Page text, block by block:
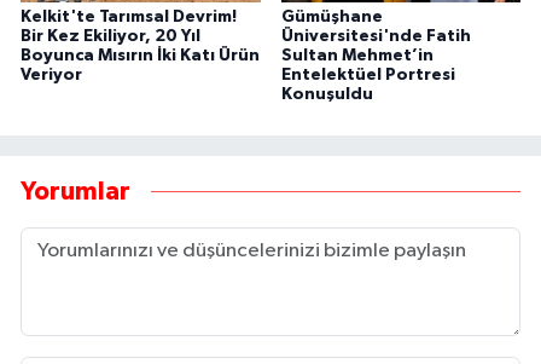
Kelkit'te Tarımsal Devrim!
Bir Kez Ekiliyor, 20 Yıl
Boyunca Mısırın İki Katı Ürün
Veriyor
Gümüşhane
Üniversitesi'nde Fatih
Sultan Mehmet’in
Entelektüel Portresi
Konuşuldu
Yorumlar